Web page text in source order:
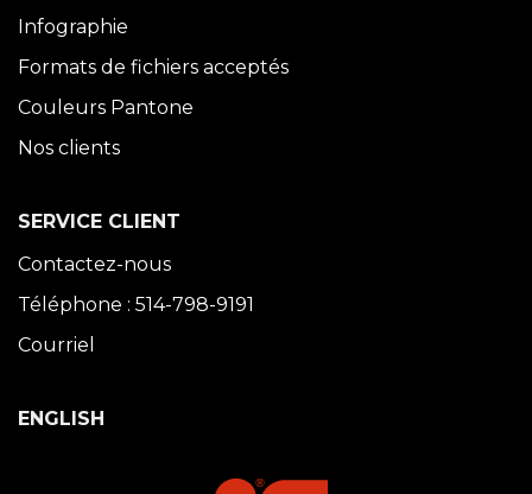
Infographie
Formats de fichiers acceptés
Couleurs Pantone
Nos clients
SERVICE CLIENT
Contactez-nous
Téléphone : 514-798-9191
Courriel
ENGLISH